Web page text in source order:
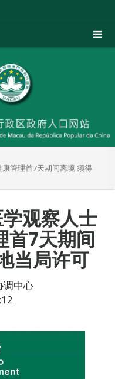
管理首7天期间离境 须得
观察人士
首7天期间
当局许可
调中心